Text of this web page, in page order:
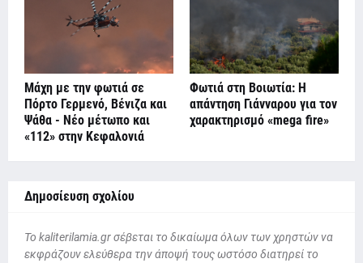
Μάχη με την φωτιά σε
Πόρτο Γερμενό, Βένιζα και
Ψάθα - Νέο μέτωπο και
«112» στην Κεφαλονιά
Φωτιά στη Βοιωτία: Η
απάντηση Γιάνναρου για τον
χαρακτηρισμό «mega fire»
Δημοσίευση σχολίου
To kaliterilamia.gr σέβεται το δικαίωμα όλων των χρηστών να
εκφράζουν ελεύθερα την άποψή τους ωστόσο διατηρεί το